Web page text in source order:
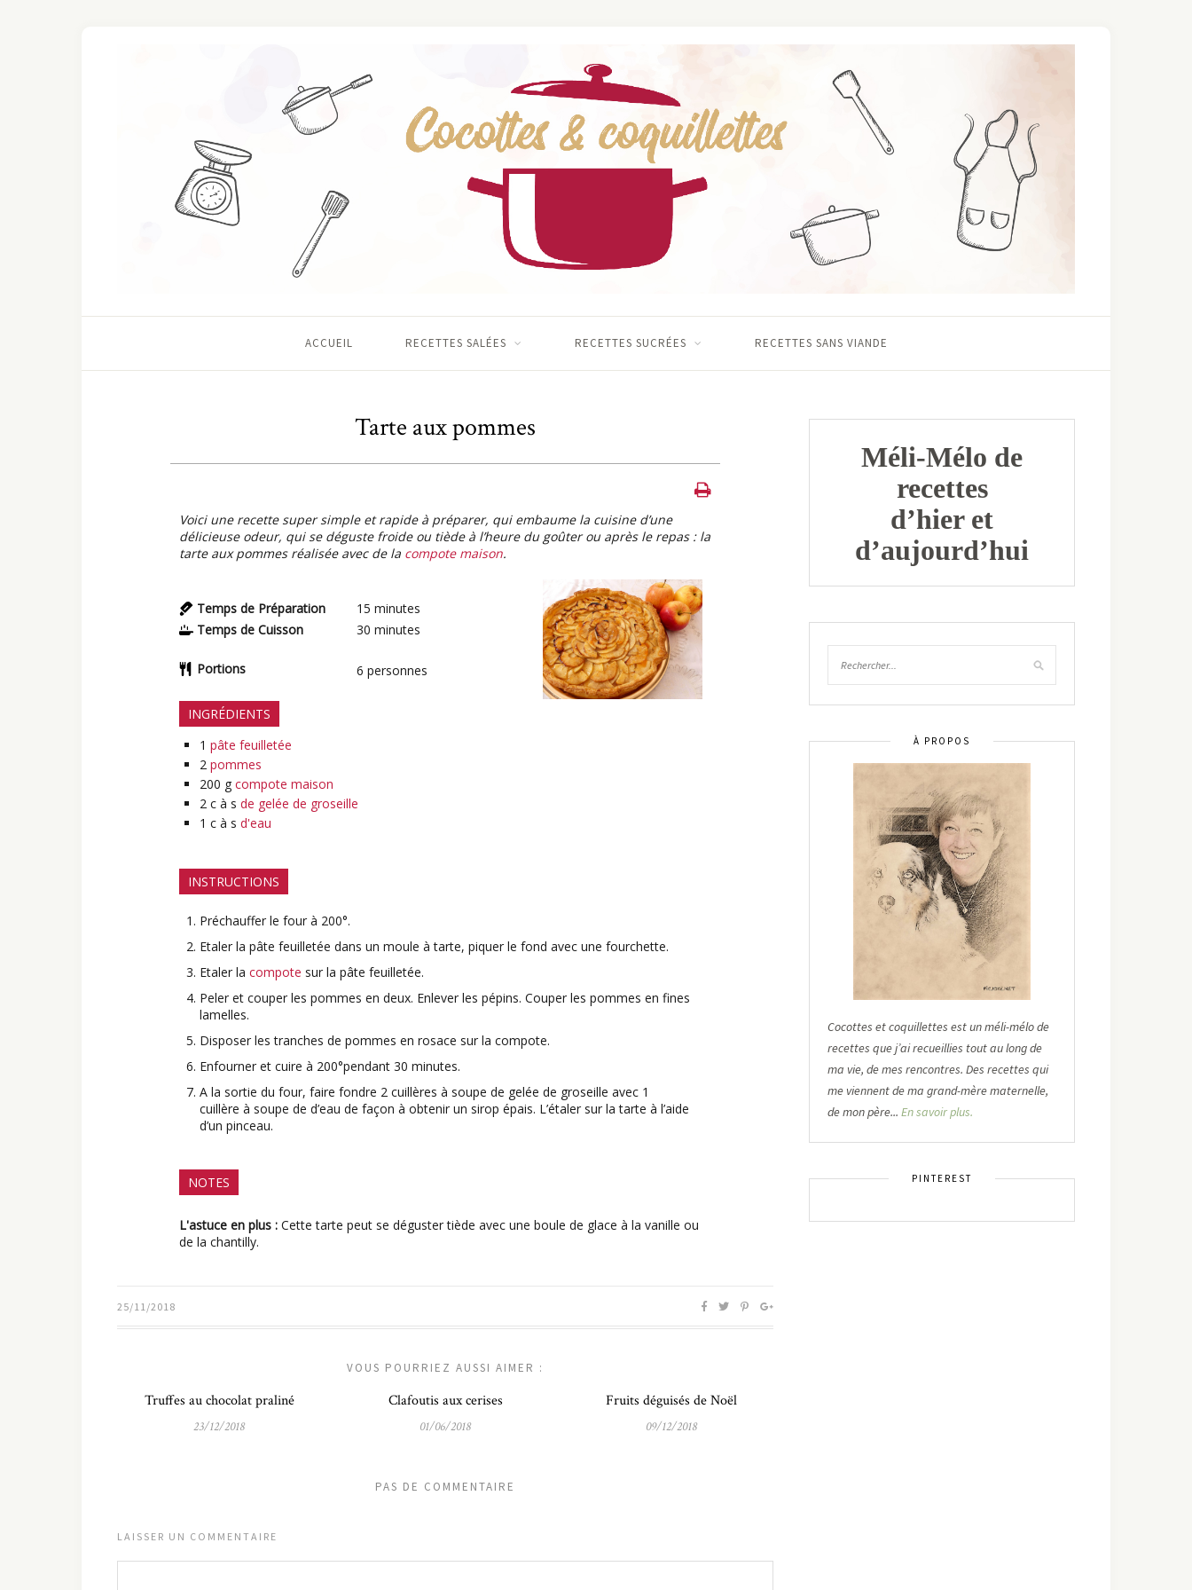
ACCUEIL RECETTES SALÉES RECETTES SUCRÉES RECETTES SANS VIANDE
Tarte aux pommes
Voici une recette super simple et rapide à préparer, qui embaume la cuisine d’une
délicieuse odeur, qui se déguste froide ou tiède à l’heure du goûter ou après le repas : la
tarte aux pommes réalisée avec de la compote maison.
Temps de Préparation 15 minutes
Temps de Cuisson
30 minutes
Portions 6 personnes
INGRÉDIENTS
1 pâte feuilletée
2 pommes
200 g compote maison
2 c à s de gelée de groseille
1 c à s d'eau
INSTRUCTIONS
Préchauffer le four à 200°.
Etaler la pâte feuilletée dans un moule à tarte, piquer le fond avec une fourchette.
Etaler la compote sur la pâte feuilletée.
Peler et couper les pommes en deux. Enlever les pépins. Couper les pommes en fines
lamelles.
Disposer les tranches de pommes en rosace sur la compote.
Enfourner et cuire à 200°pendant 30 minutes.
A la sortie du four, faire fondre 2 cuillères à soupe de gelée de groseille avec 1
cuillère à soupe de d’eau de façon à obtenir un sirop épais. L’étaler sur la tarte à l’aide
d’un pinceau.
NOTES
L'astuce en plus : Cette tarte peut se déguster tiède avec une boule de glace à la vanille ou
de la chantilly.
25/11/2018
VOUS POURRIEZ AUSSI AIMER :
Truffes au chocolat praliné
23/12/2018
Clafoutis aux cerises
01/06/2018
Fruits déguisés de Noël
09/12/2018
PAS DE COMMENTAIRE
LAISSER UN COMMENTAIRE
Méli-Mélo de
recettes
d’hier et
d’aujourd’hui
À PROPOS
Cocottes et coquillettes est un méli-mélo de
recettes que j’ai recueillies tout au long de
ma vie, de mes rencontres. Des recettes qui
me viennent de ma grand-mère maternelle,
de mon père... En savoir plus.
PINTEREST